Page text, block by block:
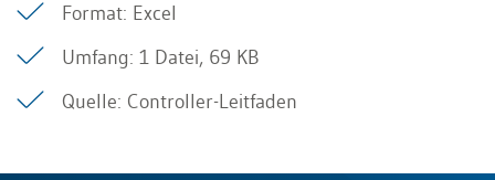
Format: Excel
Umfang: 1 Datei, 69 KB
Quelle: Controller-Leitfaden